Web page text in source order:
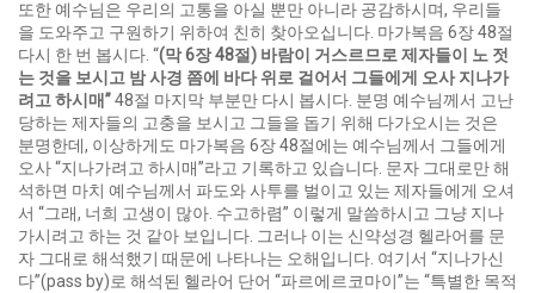
또한 예수님은 우리의 고통을 아실 뿐만 아니라 공감하시며, 우리들
을 도와주고 구원하기 위하여 친히 찾아오십니다. 마가복음 6장 48절
다시 한 번 봅시다. “(막6장48절 ) 바람이 거스르므로 제자들이 노 젓
는 것을 보시고 밤 사경 쯤에 바다 위로 걸어서 그들에게 오사 지나가
려고 하시매”48절 마지막 부분만 다시 봅시다. 분명 예수님께서 고난
당하는 제자들의 고충을 보시고 그들을 돕기 위해 다가오시는 것은
분명한데, 이상하게도 마가복음 6장 48절에는 예수님께서 그들에게
오사 “지나가려고 하시매”라고 기록하고 있습니다. 문자 그대로만 해
석하면 마치 예수님께서 파도와 사투를 벌이고 있는 제자들에게 오셔
서 “그래, 너희 고생이 많아. 수고하렴” 이렇게 말씀하시고 그냥 지나
가시려고 하는 것 같아 보입니다. 그러나 이는 신약성경 헬라어를 문
자 그대로 해석했기 때문에 나타나는 오해입니다. 여기서 “지나가신
다”(pass by)로 해석된 헬라어 단어 “파르에르코마이”는 “특별한 목적